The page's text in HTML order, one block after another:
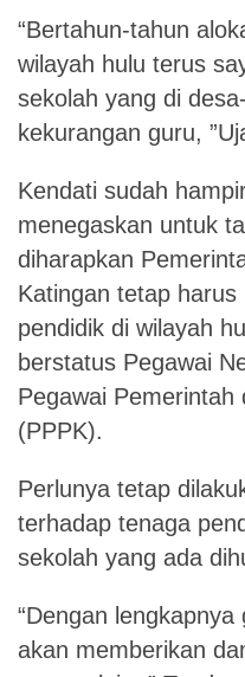
“Bertahun-tahun
wilayah hulu terus
sekolah yang di
kekurangan guru,
Kendati sudah
menegaskan untuk
diharapkan
Katingan tetap
pendidik di wilayah
berstatus Pegawai
Pegawai Pemerintah
(PPPK).
Perlunya tetap
terhadap tenaga
sekolah yang ada
“Dengan
akan memberikan